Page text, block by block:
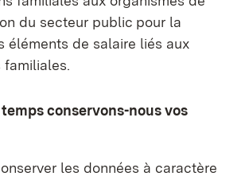
du secteur public pour la
éléments de salaire liés aux
conservons-nous vos
les données à caractère